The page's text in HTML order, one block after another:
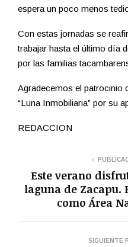
espera un poco menos
Con estas jornadas se
trabajar hasta el último día
por las familias
Agradecemos el patrocinio
“Luna Inmobiliaria” por su
REDACCION
Este verano
laguna de Zacapu.
como Área
SIGUIENTE